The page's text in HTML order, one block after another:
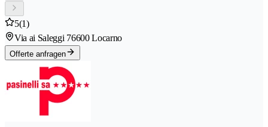
5(1)
Via ai Saleggi 76600 Locarno
Offerte anfragen